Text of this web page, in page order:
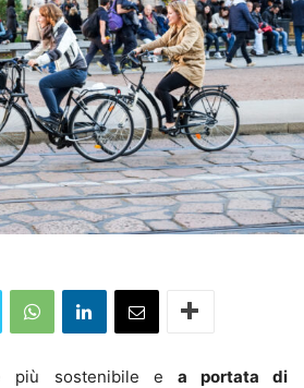
più sostenibile e a portata di